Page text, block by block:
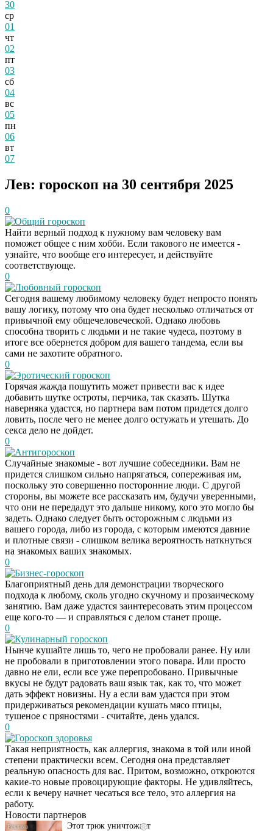
30
ср
01
чт
02
пт
03
сб
04
вс
05
пн
06
вт
07
Лев: гороскоп на 30 сентября 2025
0
Общий гороскоп
Найти верный подход к нужному вам человеку вам
поможет общее с ним хобби. Если такового не имеется -
узнайте, что вообще его интересует, и действуйте
соответствующе.
0
Любовный гороскоп
Сегодня вашему любимому человеку будет непросто понять
вашу логику, потому что она будет несколько отличаться от
привычной ему общечеловеческой. Однако любовь
способна творить с людьми и не такие чудеса, поэтому в
итоге все обернется добром для вашего тандема, если вы
сами не захотите обратного.
0
Эротический гороскоп
Горячая жажда пошутить может привести вас к идее
добавить шутке остроты, перчика, так сказать. Шутка
наверняка удастся, но партнера вам потом придется долго
ловить, после чего не менее долго остужать и утешать. До
секса дело не дойдет.
0
Антигороскоп
Случайные знакомые - вот лучшие собеседники. Вам не
придется слишком сильно напрягаться, сопереживая им,
поскольку это совершенно посторонние люди. С другой
стороны, вы можете все рассказать им, будучи уверенными,
что они не передадут это дальше никому, кого это могло бы
задеть. Однако следует быть осторожным с людьми из
вашего города, либо из города, с которым имеются давние
и плотные связи - слишком велика вероятность наткнуться
на знакомых ваших знакомых.
0
Бизнес-гороскоп
Благоприятный день для демонстрации творческого
подхода к любому, сколь угодно скучному и прозаическому
занятию. Вам даже удастся заинтересовать этим процессом
еще кого-то — и справляться с делом станет проще.
0
Кулинарный гороскоп
Нынче кушайте лишь то, чего не пробовали ранее. Ну или
не пробовали в приготовлении этого повара. Или просто
давно не ели, если все уже перепробовано. Привычные
вкусы не будут радовать ваш язык так, как то, что может
дать эффект новизны. Ну а если вам удастся при этом
придерживаться рекомендации кушать мясо птицы,
тушеное с пряностями - считайте, день удался.
0
Гороскоп здоровья
Такая неприятность, как аллергия, знакома в той или иной
степени практически всем. Сегодня она представляет
реальную опасность для вас. Притом, возможно, откроются
какие-то новые провоцирующие факторы. Не удивляйтесь,
если к вечеру начнет чесаться все тело, это аллергия на
работу.
Новости партнеров
i
Даже самый
запущенный грибок
исчезнет с корнем,
если перед сном…
i
Этот трюк уничтожает